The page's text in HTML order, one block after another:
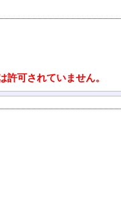
許可されていません。